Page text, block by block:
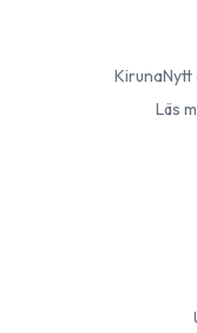
KirunaNytt
Läs